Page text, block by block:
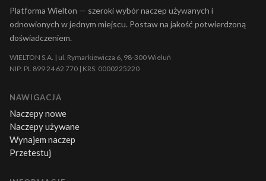
Platforma Wielton — szeroki wybór naczep używanych i
odnowionych w jednym miejscu. Postaw na jakość potwierdzoną
doświadczeniem.
WIELTON S.A. | ul. Rymarkiewicza 6, 98-300 Wieluń
NIP: PL 899 24 62 770 | KRS: 0000225220
NAWIGACJA
Naczepy nowe
Naczepy używane
Wynajem naczep
Przetestuj